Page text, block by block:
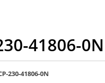
41806-0N
230-41806-0N